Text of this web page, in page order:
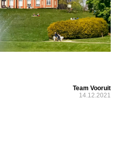
Team Vooruit
14.12.2021